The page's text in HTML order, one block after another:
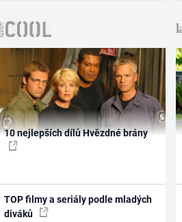
10 nejlepších dílů Hvězdné brány
TOP filmy a seriály podle mladých
diváků